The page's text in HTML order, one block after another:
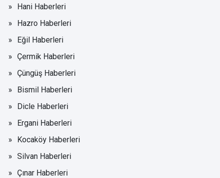
Hani Haberleri
Hazro Haberleri
Eğil Haberleri
Çermik Haberleri
Çüngüş Haberleri
Bismil Haberleri
Dicle Haberleri
Ergani Haberleri
Kocaköy Haberleri
Silvan Haberleri
Çınar Haberleri